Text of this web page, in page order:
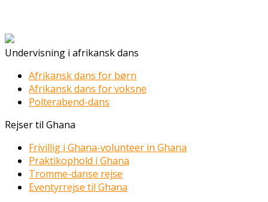
Undervisning i afrikansk dans
Afrikansk dans for børn
Afrikansk dans for voksne
Polterabend-dans
Rejser til Ghana
Frivillig i Ghana-volunteer in Ghana
Praktikophold i Ghana
Tromme-danse rejse
Eventyrrejse til Ghana